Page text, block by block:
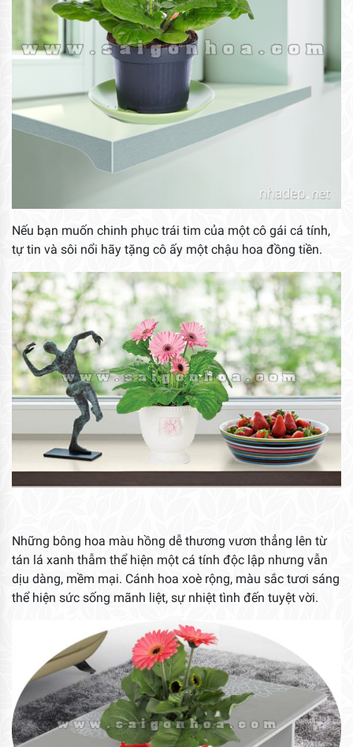
Nếu bạn muốn chinh phục trái tim của một cô gái cá tính,
tự tin và sôi nổi hãy tặng cô ấy một chậu hoa đồng tiền.
Những bông hoa màu hồng dễ thương vươn thẳng lên từ
tán lá xanh thẫm thể hiện một cá tính độc lập nhưng vẫn
dịu dàng, mềm mại. Cánh hoa xoè rộng, màu sắc tươi sáng
thể hiện sức sống mãnh liệt, sự nhiệt tình đến tuyệt vời.